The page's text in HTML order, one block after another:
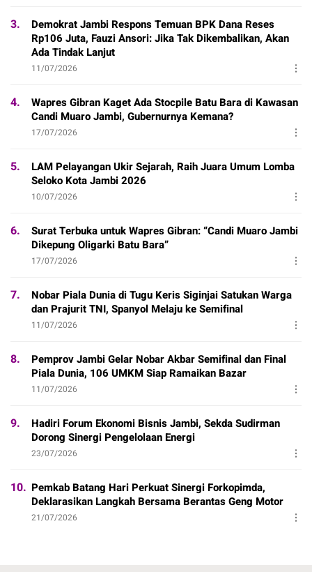
3.
Demokrat Jambi Respons Temuan BPK Dana Reses
Rp106 Juta, Fauzi Ansori: Jika Tak Dikembalikan, Akan
Ada Tindak Lanjut
11/07/2026
4.
Wapres Gibran Kaget Ada Stocpile Batu Bara di Kawasan
Candi Muaro Jambi, Gubernurnya Kemana?
17/07/2026
5.
LAM Pelayangan Ukir Sejarah, Raih Juara Umum Lomba
Seloko Kota Jambi 2026
10/07/2026
6.
Surat Terbuka untuk Wapres Gibran: “Candi Muaro Jambi
Dikepung Oligarki Batu Bara”
17/07/2026
7.
Nobar Piala Dunia di Tugu Keris Siginjai Satukan Warga
dan Prajurit TNI, Spanyol Melaju ke Semifinal
11/07/2026
8.
Pemprov Jambi Gelar Nobar Akbar Semifinal dan Final
Piala Dunia, 106 UMKM Siap Ramaikan Bazar
11/07/2026
9.
Hadiri Forum Ekonomi Bisnis Jambi, Sekda Sudirman
Dorong Sinergi Pengelolaan Energi
23/07/2026
10. Pemkab Batang Hari Perkuat Sinergi Forkopimda,
Deklarasikan Langkah Bersama Berantas Geng Motor
21/07/2026